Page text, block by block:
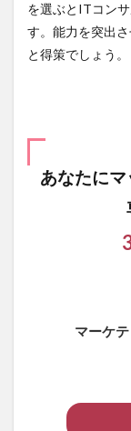
を選ぶとITコン
す。能力を突出
と得策でしょう。
あなたに
マーケ